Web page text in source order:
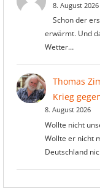
8. August 2026
Schon der
erwärmt. Und
Wetter…
Thomas
Krieg
8. August 2026
Wollte nicht
Wollte er nicht
Deutschland